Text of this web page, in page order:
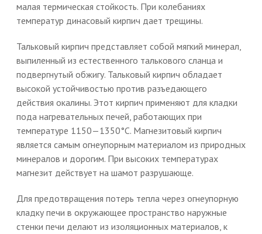
малая термическая стойкость. При колебаниях
температур динасовый кирпич дает трещины.
Тальковый кирпич представляет собой мягкий минерал,
выпиленный из естественного талькового сланца и
подвергнутый обжигу. Тальковый кирпич обладает
высокой устойчивостью против разъедающего
действия окалины. Этот кирпич применяют для кладки
пода нагревательных печей, работающих при
температуре 1150—1350°С. Магнезитовый кирпич
является самым огнеупорным материалом из природных
минералов и дорогим. При высоких температурах
магнезит действует на шамот разрушающе.
Для предотвращения потерь тепла через огнеупорную
кладку печи в окружающее пространство наружные
стенки печи делают из изоляционных материалов, к